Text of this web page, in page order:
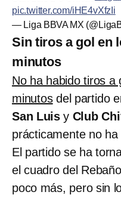
pic.twitter.com/iHE4vXfzIi
— Liga BBVA MX
Sin tiros a gol en
minutos
No ha habido tiros a
minutosdel partido
San Luisy Club
prácticamente no
El partido se ha
el cuadro del
poco más, pero sin